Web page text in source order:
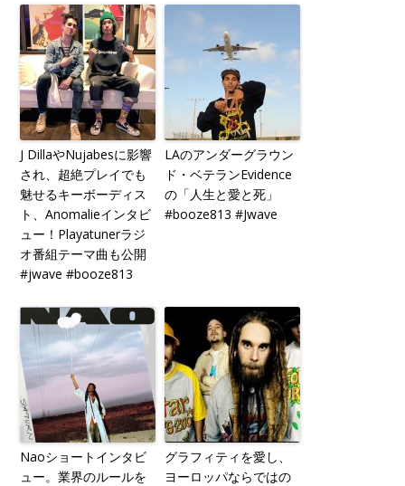
J DillaやNujabesに影響
され、超絶プレイでも
魅せるキーボーディス
ト、Anomalieインタビ
ュー！Playatunerラジ
オ番組テーマ曲も公開
#jwave #booze813
LAのアンダーグラウン
ド・ベテランEvidence
の「人生と愛と死」
#booze813 #Jwave
Naoショートインタビ
ュー。業界のルールを
グラフィティを愛し、
ヨーロッパならではの